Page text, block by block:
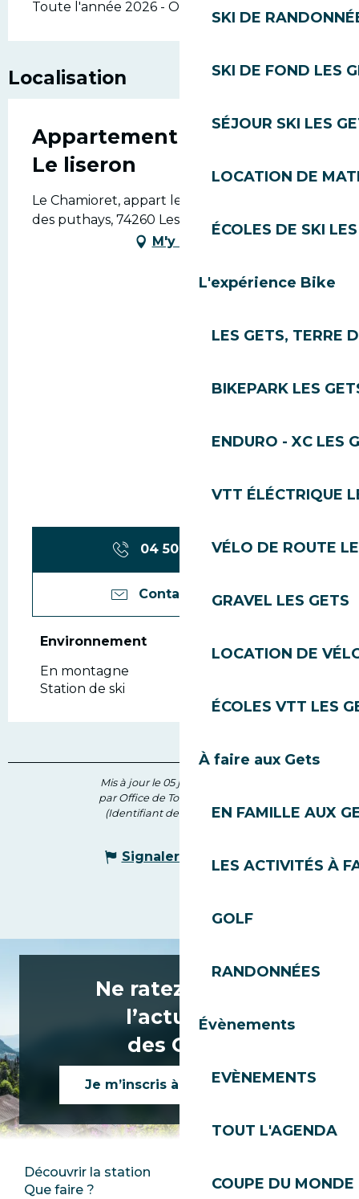
SKI DE
SKI DE FOND LES
SÉJOUR SKI LES
LOCATION DE
ÉCOLES DE SKI
L'expérience Bike
LES GETS, TERRE
BIKEPARK LES
ENDURO - XC LES
VTT ÉLÉCTRIQUE
VÉLO DE ROUTE
GRAVEL LES GETS
LOCATION DE
ÉCOLES VTT LES
À faire aux Gets
EN FAMILLE AUX
LES ACTIVITÉS À
GOLF
RANDONNÉES
Évènements
EVÈNEMENTS
TOUT L'AGENDA
COUPE DU
Toute l'année 2026 - Ouvert tous les jours
Localisation
Appartement Chamioret 3 -
Le liseron
Le Chamioret, appart le Liseron, 26 chemin
des puthays, 74260 Les Gets
M'y rendre
04 50 79 70▒▒
Contactez-nous
Environnement
Environnement
En montagne
Station de ski
Mis à jour le 05 juin 2026 à 15:00
par Office de Tourisme des Gets
(Identifiant de l'offre :138043)
Signaler une erreur
Ne ratez rien de
l’actualité
des Gets !
Je m’inscris à la newsletter
Découvrir la station
Que faire ?
Club Les Gets